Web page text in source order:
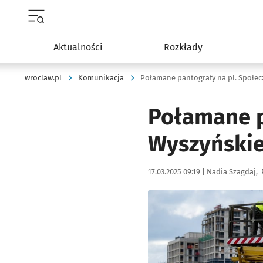
Aktualności Rozkłady
wroclaw.pl Komunikacja Połamane pantografy na pl.
Połamane
Data publikacji:
17.03.2025 09:19 | Autor:
Nadia Szagdaj
Kliknij, aby zobaczyć